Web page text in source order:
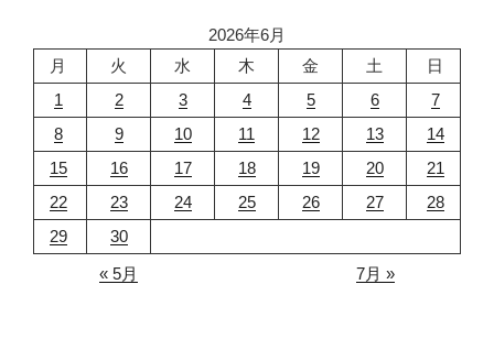
2026年6月
月
火 水 木 金 土
日
1
2 3 4 5 6
7
8
9 10 11 12 13
14
15
16 17 18 19 20
21
22
23 24 25 26 27
28
29
30
« 5月
7月 »